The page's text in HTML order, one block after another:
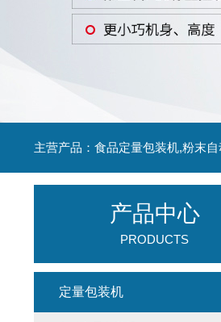
主营产品：食品定量包装机,粉末
产品中心
PRODUCTS
定量包装机